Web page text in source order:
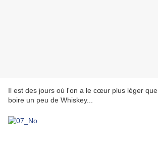
Il est des jours où l'on a le cœur plus léger que
boire un peu de Whiskey...